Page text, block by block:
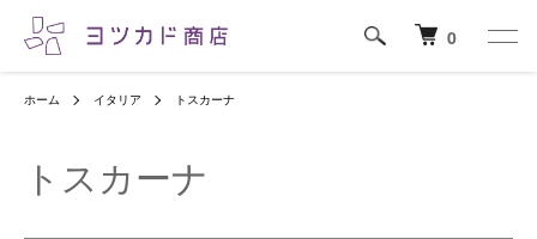
0
ホーム イタリア トスカーナ
トスカーナ